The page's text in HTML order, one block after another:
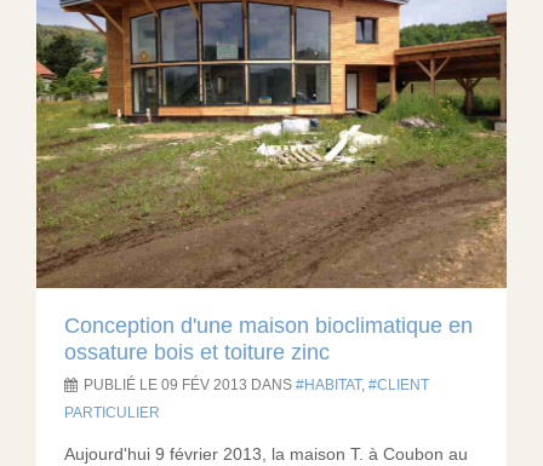
Conception d'une maison bioclimatique en
ossature bois et toiture zinc
PUBLIÉ LE 09 FÉV 2013 DANS HABITAT
CLIENT
PARTICULIER
Aujourd'hui 9 février 2013, la maison T. à Coubon au